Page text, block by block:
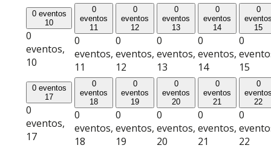
0 eventos
10
0
eventos,
10
0
eventos
11
0
eventos,
11
0
eventos
12
0
eventos,
12
0
eventos
13
0
eventos,
13
0
eventos
14
0
eventos,
14
0
15
0
15
0 eventos
17
0
eventos,
17
0
eventos
18
0
eventos,
18
0
eventos
19
0
eventos,
19
0
eventos
20
0
eventos,
20
0
eventos
21
0
eventos,
21
0
22
0
22